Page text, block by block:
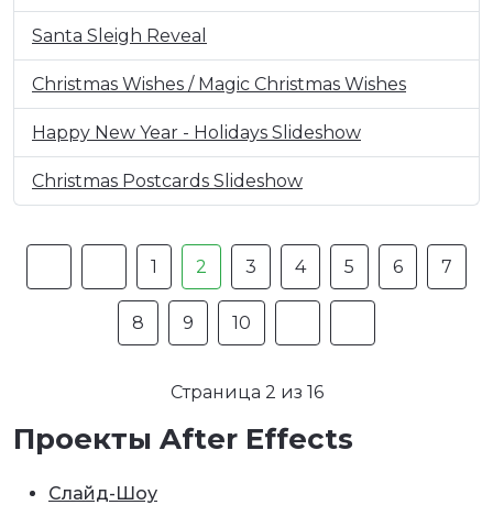
Santa Sleigh Reveal
Christmas Wishes / Magic Christmas Wishes
Happy New Year - Holidays Slideshow
Christmas Postcards Slideshow
1 2 3 4 5 6 7
8 9 10
Страница 2 из 16
Проекты After Effects
Слайд-Шоу